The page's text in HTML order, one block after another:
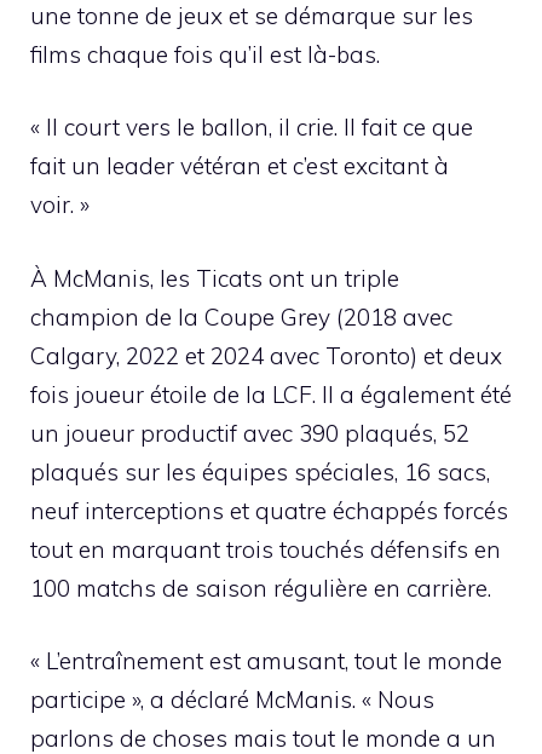
une tonne de jeux et se démarque sur les
films chaque fois qu’il est là-bas.
« Il court vers le ballon, il crie. Il fait ce que
fait un leader vétéran et c’est excitant à
voir. »
À McManis, les Ticats ont un triple
champion de la Coupe Grey (2018 avec
Calgary, 2022 et 2024 avec Toronto) et deux
fois joueur étoile de la LCF. Il a également été
un joueur productif avec 390 plaqués, 52
plaqués sur les équipes spéciales, 16 sacs,
neuf interceptions et quatre échappés forcés
tout en marquant trois touchés défensifs en
100 matchs de saison régulière en carrière.
« L’entraînement est amusant, tout le monde
participe », a déclaré McManis. « Nous
parlons de choses mais tout le monde a un